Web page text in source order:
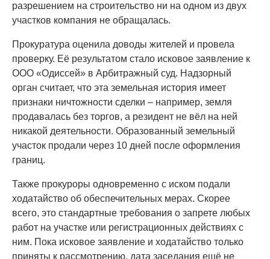
разрешением на строительство ни на одном из двух
участков компания не обращалась.
Прокуратура оценила доводы жителей и провела
проверку. Её результатом стало исковое заявление к
ООО «Одиссей» в Арбитражный суд. Надзорный
орган считает, что эта земельная история имеет
признаки ничтожности сделки – например, земля
продавалась без торгов, а резидент не вёл на ней
никакой деятельности. Образованный земельный
участок продали через 10 дней после оформления
границ.
Также прокуроры одновременно с иском подали
ходатайство об обеспечительных мерах. Скорее
всего, это стандартные требования о запрете любых
работ на участке или регистрационных действиях с
ним. Пока исковое заявление и ходатайство только
приняты к рассмотрению, дата заседания ещё не